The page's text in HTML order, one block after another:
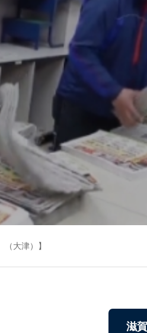
大津）】
滋